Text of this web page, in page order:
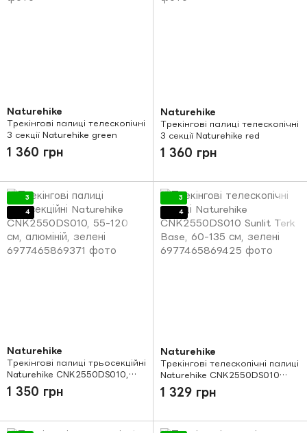
Naturehike
Трекінгові палиці телескопічні
3 секції Naturehike green
1 360 грн
Naturehike
Трекінгові палиці телескопічні
3 секції Naturehike red
1 360 грн
3
4
Naturehike
Трекінгові палиці трьосекційні
Naturehike CNK2550DS010,
55-120 см, алюміній, зелені
1 350 грн
3
4
Naturehike
Трекінгові телескопічні палиці
Naturehike CNK2550DS010
Sunlit Terk Base, 60-135 см,
зелені
1 329 грн